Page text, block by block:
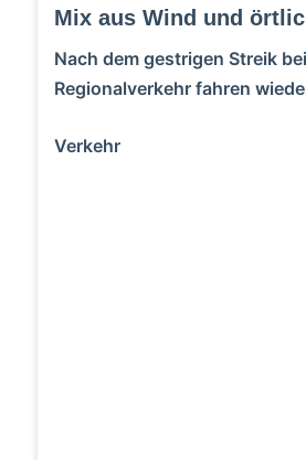
Mix aus Wind und
Nach dem gestrigen Streik
Regionalverkehr fahren
Verkehr